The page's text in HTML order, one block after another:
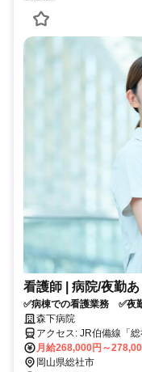
看護師 | 病院/夜勤あ
✅病棟での看護業務 ✅
あり ✅駅チカ 総社駅よ
森下病院
アクセス: JR伯備
月給268,000円～
岡山県総社市